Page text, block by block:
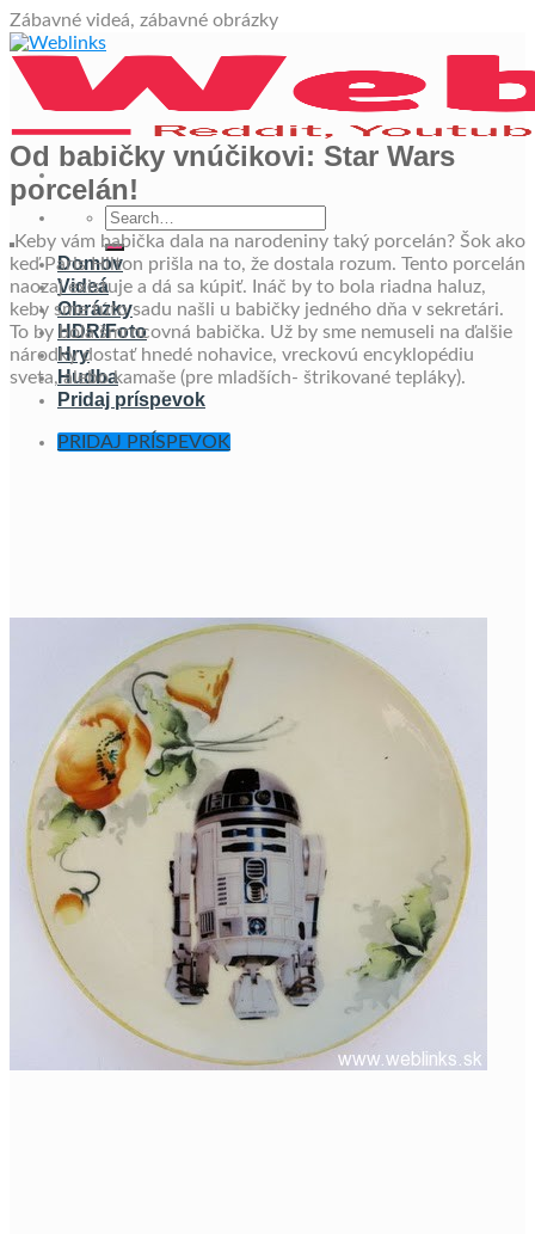
Zábavné videá, zábavné obrázkySkip
content
Domov
Videá
Obrázky
HDR/Foto
Hry
Hudba
Pridaj príspevok
PRIDAJ PRÍSPEVOK
Od babičky vnúčikovi: Star Wars
porcelán!
Keby vám babička dala na narodeniny taký porcelán? Šok ako
keď Paris Hilton prišla na to, že dostala rozum. Tento porcelán
naozaj existuje a dá sa kúpiť. Ináč by to bola riadna haluz,
keby sme túto sadu našli u babičky jedného dňa v sekretári.
To by bola šmrncovná babička. Už by sme nemuseli na ďalšie
národky dostať hnedé nohavice, vreckovú encyklopédiu
sveta, alebo kamaše (pre mladších- štrikované tepláky).